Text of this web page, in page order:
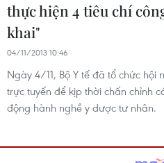
thực hiện 4 tiêu chí
khai"
04/11/2013 10:46
Ngày 4/11, Bộ Y tế đã tổ chức hội
trực tuyến để kịp thời chấn chỉnh
động hành nghề y dược tư nhân.